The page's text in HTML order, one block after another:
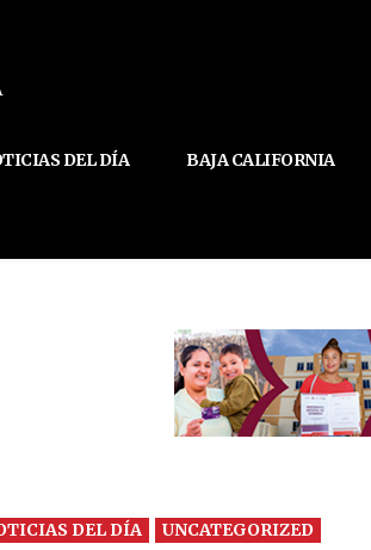
DEL DÍA BAJA CALIFORNIA
DEL DÍA UNCATEGORIZED